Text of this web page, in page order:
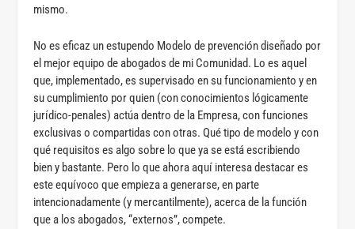
mismo.
No es eficaz un estupendo Modelo de prevención diseñado por
el mejor equipo de abogados de mi Comunidad. Lo es aquel
que, implementado, es supervisado en su funcionamiento y en
su cumplimiento por quien (con conocimientos lógicamente
jurídico-penales) actúa dentro de la Empresa, con funciones
exclusivas o compartidas con otras. Qué tipo de modelo y con
qué requisitos es algo sobre lo que ya se está escribiendo
bien y bastante. Pero lo que ahora aquí interesa destacar es
este equívoco que empieza a generarse, en parte
intencionadamente (y mercantilmente), acerca de la función
que a los abogados, “externos”, compete.